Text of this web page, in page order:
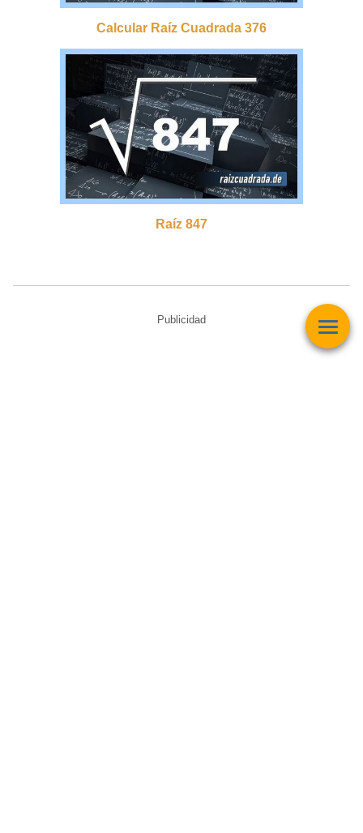
Calcular Raíz Cuadrada 376
Raíz 847
Publicidad